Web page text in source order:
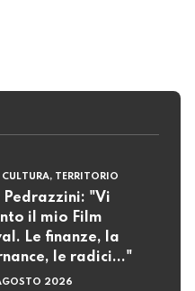
CULTURA, TERRITORIO
Pedrazzini: "Vi
il mio Film
Le finanze, la
le radici..."
2026